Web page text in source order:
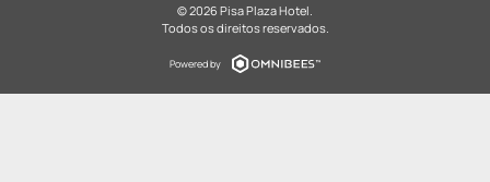
© 2026 Pisa Plaza Hotel.
Todos os direitos reservados.
Powered by